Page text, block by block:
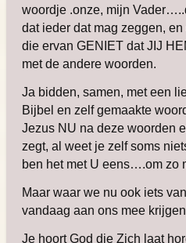
woordje .onze, mijn
dat ieder dat mag zeggen,
die ervan GENIET dat JIJ
met de andere woorden.
Ja bidden, samen, met een
Bijbel en zelf gemaakte
Jezus NU na deze woorden
zegt, al weet je zelf soms
ben het met U eens….om zo
Maar waar we nu ook iets
vandaag aan ons mee
Je hoort God die Zich laat